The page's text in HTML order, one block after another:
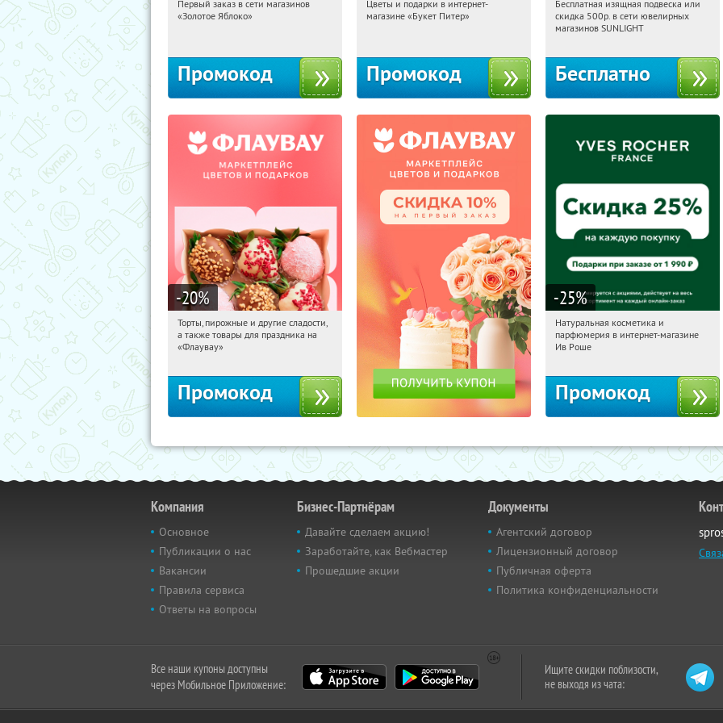
04:10:05
Получи первым!
Первый заказ в сети магазинов
«Золотое Яблоко»
Промокод
04:10:05
Получи первым!
Цветы и подарки в интернет-
магазине «Букет Питер»
Промокод
04:10:05 Получили:
Россия
Бесплатная изящная подвеска или
скидка 500р. в сети ювелирных
магазинов SUNLIGHT
Бесплатно
-20%
04:10:05 Получили:
Россия
Торты, пирожные и другие сладости,
а также товары для праздника на
«Флаувау»
Промокод
-25%
04:10:05 Получили:
Россия
Натуральная косметика и
парфюмерия в интернет-магазине
Ив Роше
Промокод
Компания
Основное
Публикации о нас
Вакансии
Правила сервиса
Ответы на вопросы
Бизнес-Партнёрам
Давайте сделаем акцию!
Заработайте, как Вебмастер
Прошедшие акции
Документы
Агентский договор
Лицензионный договор
Публичная оферта
Политика конфиденциальности
Все наши купоны доступны
через Мобильное Приложение:
Ищите скидки поблизости,
не выходя из чата: